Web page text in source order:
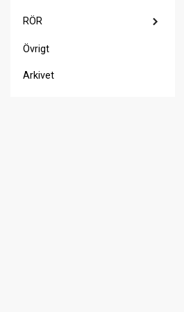
RÖR
Övrigt
Arkivet